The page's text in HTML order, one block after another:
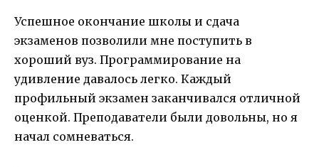
Успешное окончание школы и сдача
экзаменов позволили мне поступить в
хороший вуз. Программирование на
удивление давалось легко. Каждый
профильный экзамен заканчивался отличной
оценкой. Преподаватели были довольны, но я
начал сомневаться.